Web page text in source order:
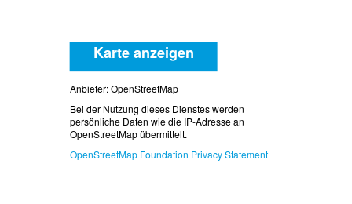
Karte anzeigen
Anbieter: OpenStreetMap
Bei der Nutzung dieses Dienstes werden
persönliche Daten wie die IP-Adresse an
OpenStreetMap übermittelt.
OpenStreetMap Foundation Privacy Statement